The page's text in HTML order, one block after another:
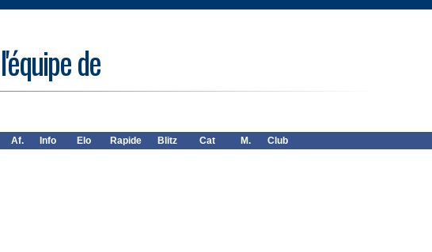
de
Af. Info Elo Rapide Blitz Cat M. Club